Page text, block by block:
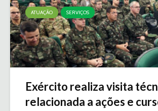
ATUAÇÃO SERVIÇOS
Exército realiza visita
relacionada a ações e